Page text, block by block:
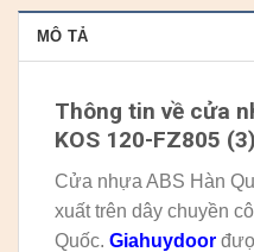
MÔ TẢ
Thông tin về cửa
KOS 120-FZ805 (3)
Cửa nhựa ABS Hàn
xuất trên dây chuyền
Quốc. Giahuydoor